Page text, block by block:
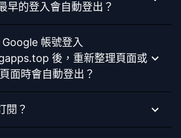
早的登入會自動登出？
帳號登入
後，重新整理頁面或
面時會自動登出？
閱？